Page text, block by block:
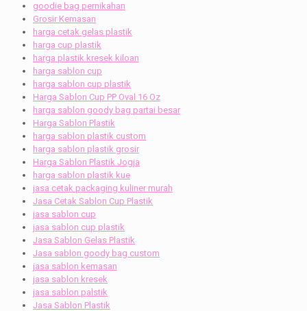
goodie bag pernikahan
Grosir Kemasan
harga cetak gelas plastik
harga cup plastik
harga plastik kresek kiloan
harga sablon cup
harga sablon cup plastik
Harga Sablon Cup PP Oval 16 Oz
harga sablon goody bag partai besar
Harga Sablon Plastik
harga sablon plastik custom
harga sablon plastik grosir
Harga Sablon Plastik Jogja
harga sablon plastik kue
jasa cetak packaging kuliner murah
Jasa Cetak Sablon Cup Plastik
jasa sablon cup
jasa sablon cup plastik
Jasa Sablon Gelas Plastik
Jasa sablon goody bag custom
jasa sablon kemasan
jasa sablon kresek
jasa sablon palstik
Jasa Sablon Plastik